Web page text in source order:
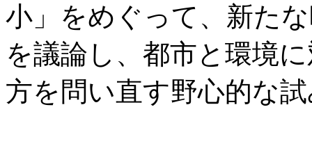
小」をめぐって、新た
を議論し、都市と環境
方を問い直す野心的な